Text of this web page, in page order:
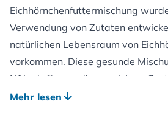
Eichhörnchenfuttermischung
Verwendung von Zutaten
natürlichen Lebensraum von
vorkommen. Diese gesunde
Nährstoffe, um diese pelzigen
gesund und glücklich zu halten.
Mehr lesen